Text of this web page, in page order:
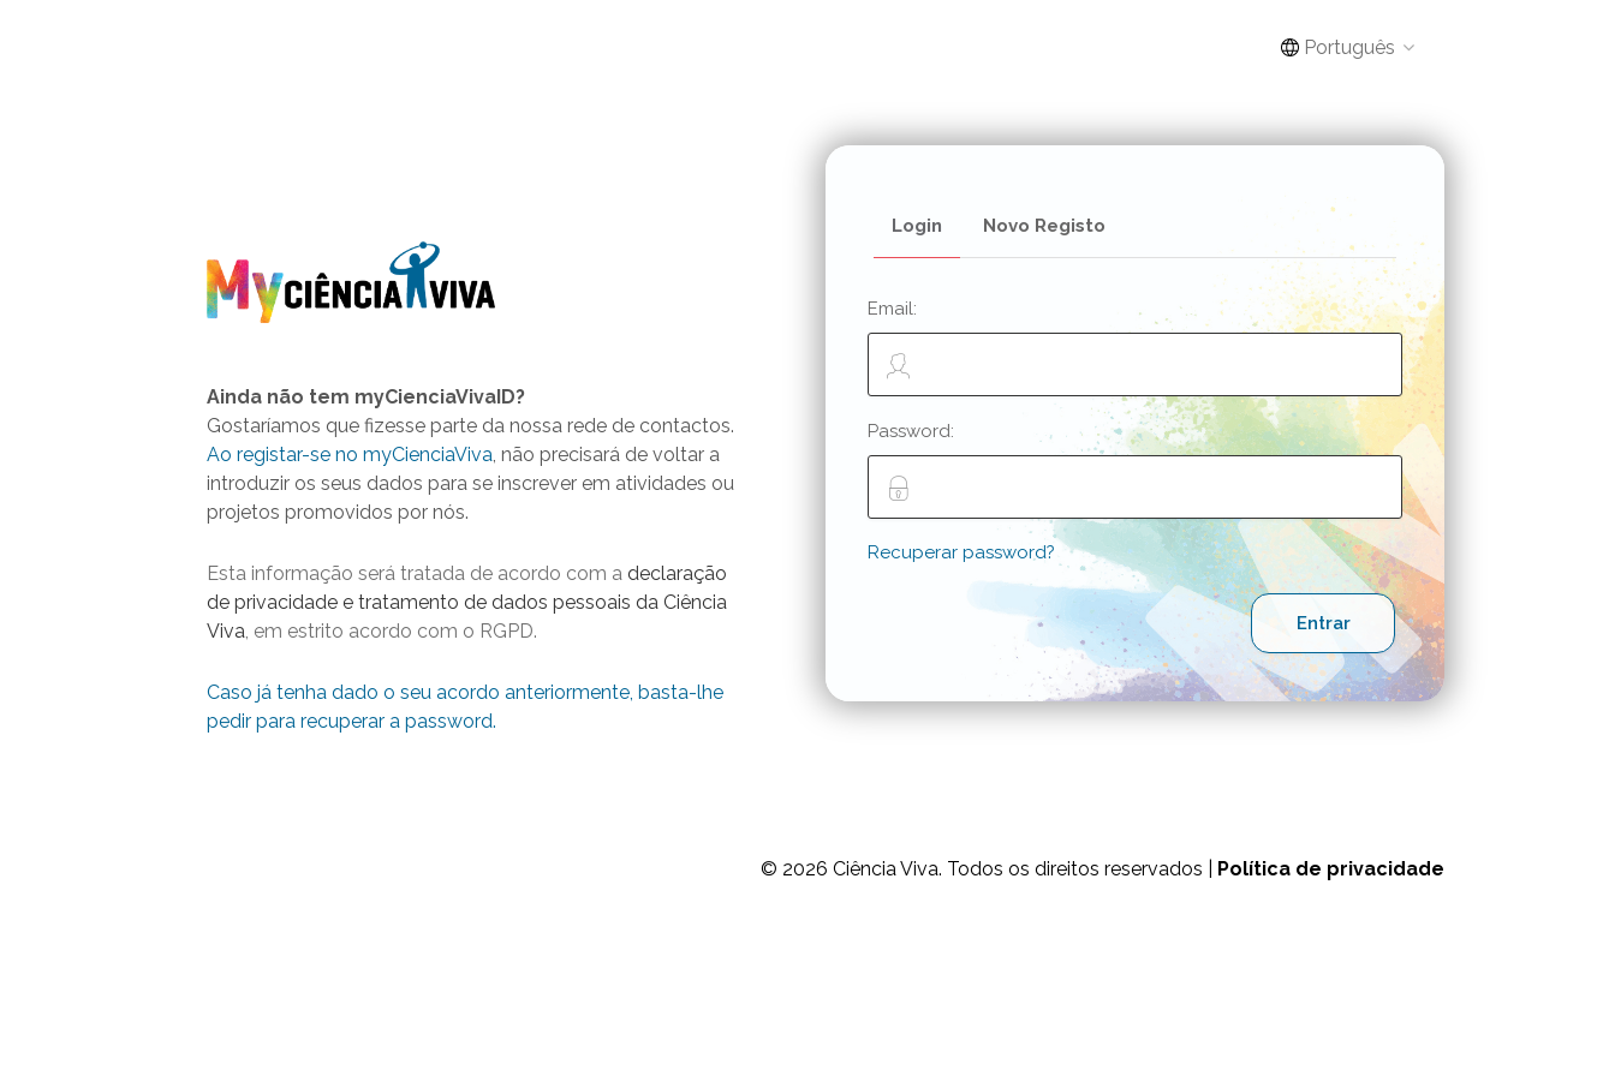
Português
Ainda não tem myCienciaVivaID?
Gostaríamos que fizesse parte da nossa rede de contactos.
Ao registar-se no myCienciaViva, não precisará de voltar a
introduzir os seus dados para se inscrever em atividades ou
projetos promovidos por nós.
Esta informação será tratada de acordo com a declaração
de privacidade e tratamento de dados pessoais da Ciência
Viva, em estrito acordo com o RGPD.
Caso já tenha dado o seu acordo anteriormente, basta-lhe
pedir para recuperar a password.
Login Novo Registo
Email:
Password:
Recuperar password?
© 2026 Ciência Viva. Todos os direitos reservados | Política de privacidade